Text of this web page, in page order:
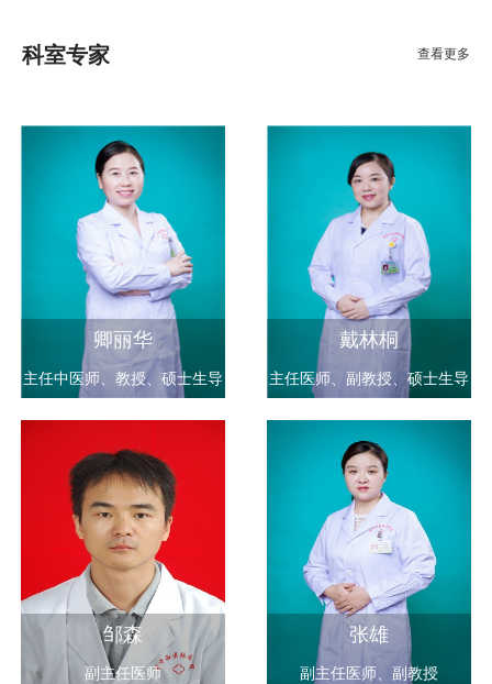
科室专家 查看更多
卿丽华
主任中医师、教授、硕士生导
戴林桐
主任医师、副教授、硕士生导
邹森
副主任医师
张雄
副主任医师、副教授